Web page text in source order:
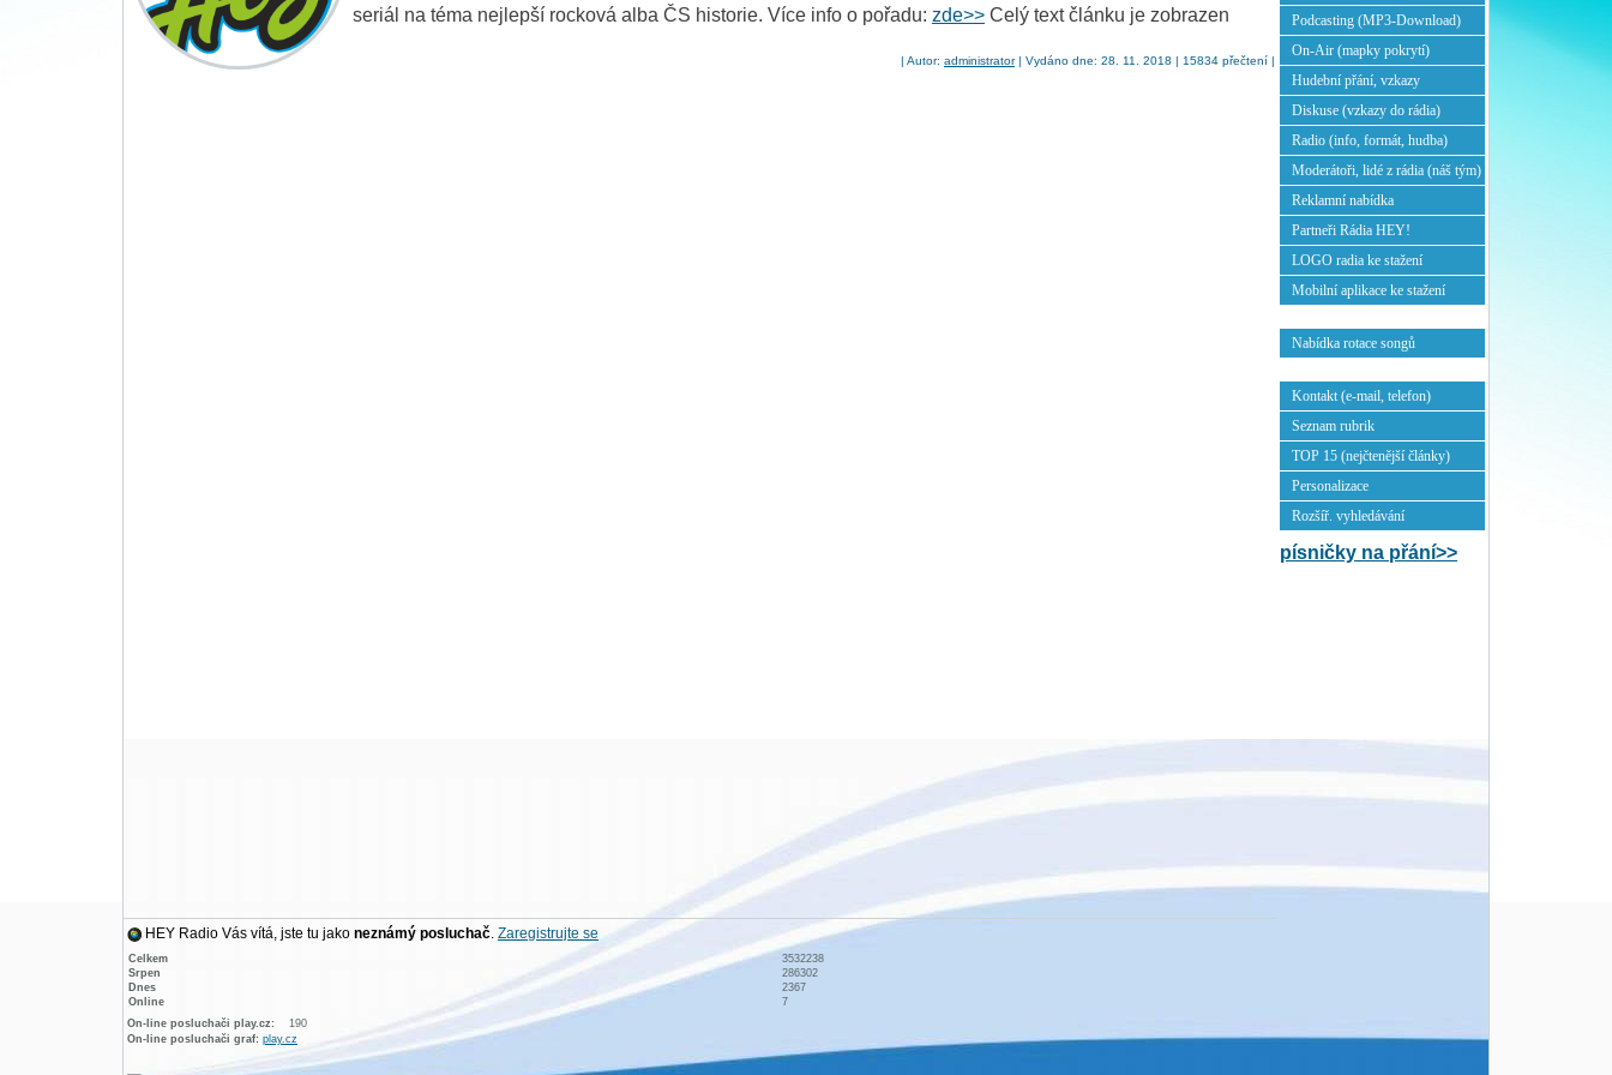
seriál na téma nejlepší rocková alba ČS historie. Více info o pořadu: zde>> Celý text článku je zobrazen
| Autor: administrator| Vydáno dne: 28. 11. 2018 | 15834 přečtení |
HEY Radio Vás vítá, jste tu jako neznámý posluchač. Zaregistrujte se
Celkem
3532238
Srpen
286302
Dnes
2367
Online
7
On-line posluchači play.cz:
190
On-line posluchači graf: play.cz
Podcasting (MP3-Download)
On-Air (mapky pokrytí)
Hudební přání, vzkazy
Diskuse (vzkazy do rádia)
Radio (info, formát, hudba)
Moderátoři, lidé z rádia (náš tým)
Reklamní nabídka
Partneři Rádia HEY!
LOGO radia ke stažení
Mobilní aplikace ke stažení
Nabídka rotace songů
Kontakt (e-mail, telefon)
Seznam rubrik
TOP 15 (nejčtenější články)
Personalizace
Rozšíř. vyhledávání
písničky na přání>>